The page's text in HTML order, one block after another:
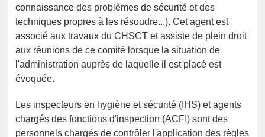
connaissance des problèmes de sécurité et des
techniques propres à les résoudre...). Cet agent est
associé aux travaux du CHSCT et assiste de plein droit
aux réunions de ce comité lorsque la situation de
l'administration auprès de laquelle il est placé est
évoquée.
Les inspecteurs en hygiène et sécurité (IHS) et agents
chargés des fonctions d'inspection (ACFI) sont des
personnels chargés de contrôler l'application des règles